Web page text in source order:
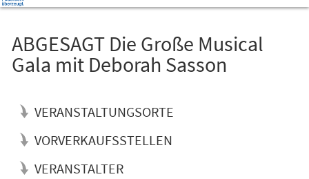
ABGESAGT Die Große Musical
Gala mit Deborah Sasson
VERANSTALTUNGSORTE
VORVERKAUFSSTELLEN
VERANSTALTER